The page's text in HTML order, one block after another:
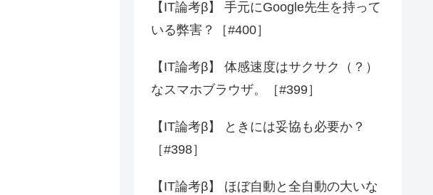
【IT論考β】 手元にGoogle先生を持って
いる弊害？［#400］
【IT論考β】 体感速度はサクサク（？）
なスマホブラウザ。［#399］
【IT論考β】 ときには妥協も必要か？
［#398］
【IT論考β】 ほぼ自動と全自動の大いな